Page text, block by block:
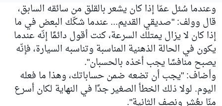
وعندما سُئل عمّا إذا كان يشعر بالقلق من سائقه السابق،
قال وولف: "صديقي القديم... عندما شكّك البعض في ما
إذا كان لا يزال يمتلك السرعة، كنت أقول دائمًا إنّه عندما
يكون في الحالة الذهنية المناسبة وتناسبه السيارة، فإنّه
يصبح منافسًا يجب أخذه بالحسبان".
وأضاف: "يجب أن تضعه ضمن حساباتك، وهذا ما فعله
اليوم. لولا ذلك الخطأ الصغير جدًا في النهاية لكان أسرع